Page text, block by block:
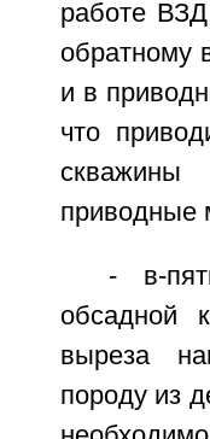
работе
обратному
и в
что
скважины
приводные
- в-
обсадной
выреза
породу из